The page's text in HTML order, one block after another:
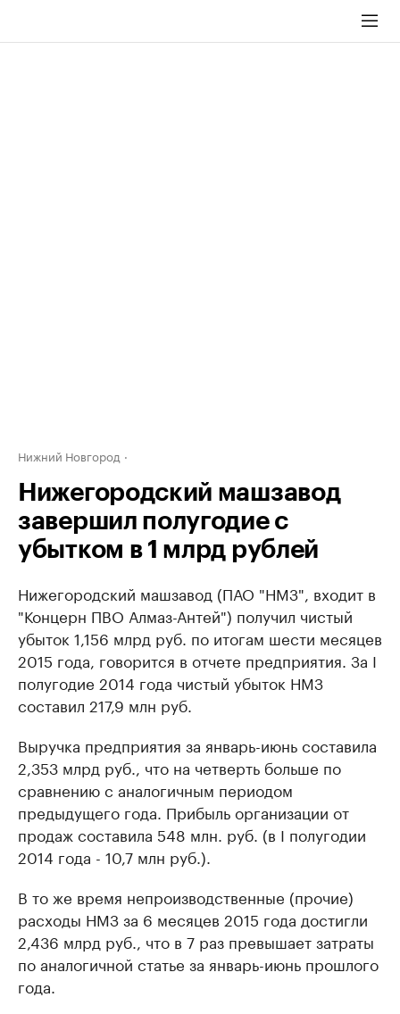
Нижний Новгород
Нижегородский машзавод
завершил полугодие с
убытком в 1 млрд рублей
Нижегородский машзавод (ПАО "НМЗ", входит в
"Концерн ПВО Алмаз-Антей") получил чистый
убыток 1,156 млрд руб. по итогам шести месяцев
2015 года, говорится в отчете предприятия. За I
полугодие 2014 года чистый убыток НМЗ
составил 217,9 млн руб.
Выручка предприятия за январь-июнь составила
2,353 млрд руб., что на четверть больше по
сравнению с аналогичным периодом
предыдущего года. Прибыль организации от
продаж составила 548 млн. руб. (в I полугодии
2014 года - 10,7 млн руб.).
В то же время непроизводственные (прочие)
расходы НМЗ за 6 месяцев 2015 года достигли
2,436 млрд руб., что в 7 раз превышает затраты
по аналогичной статье за январь-июнь прошлого
года.